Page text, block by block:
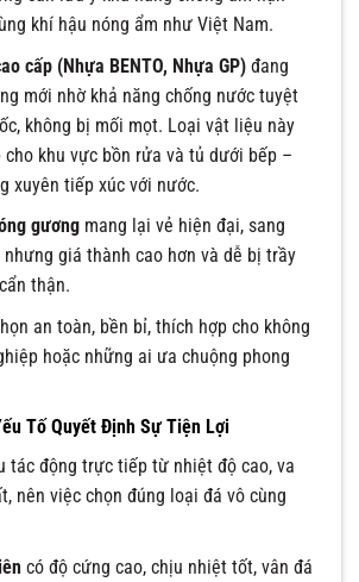
khí hậu nóng ẩm như Việt Nam.
cấp (Nhựa BENTO, Nhựa GP) đang
mới nhờ khả năng chống nước tuyệt
không bị mối mọt. Loại vật liệu này
khu vực bồn rửa và tủ dưới bếp –
xuyên tiếp xúc với nước.
gương mang lại vẻ hiện đại, sang
giá thành cao hơn và dễ bị trầy
thận.
an toàn, bền bỉ, thích hợp cho không
hoặc những ai ưa chuộng phong
Tố Quyết Định Sự Tiện Lợi
tác động trực tiếp từ nhiệt độ cao, va
nên việc chọn đúng loại đá vô cùng
có độ cứng cao, chịu nhiệt tốt, vân đá